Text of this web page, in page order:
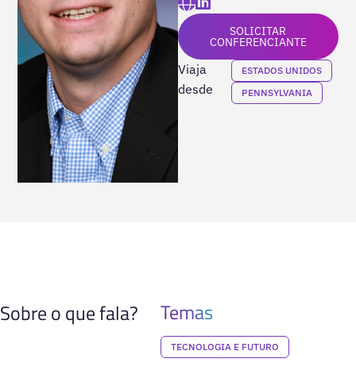
SOLICITAR
CONFERENCIANTE
Viaja
desde
ESTADOS UNIDOS
PENNSYLVANIA
Sobre o que fala? Temas
TECNOLOGIA E FUTURO